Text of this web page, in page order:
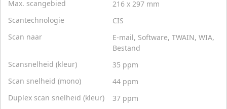
Max. scangebied
216 x 297 mm
Scantechnologie
CIS
Scan naar
E-mail, Software, TWAIN, WIA,
Bestand
Scansnelheid (kleur)
35 ppm
Scan snelheid (mono)
44 ppm
Duplex scan snelheid (kleur)
37 ppm